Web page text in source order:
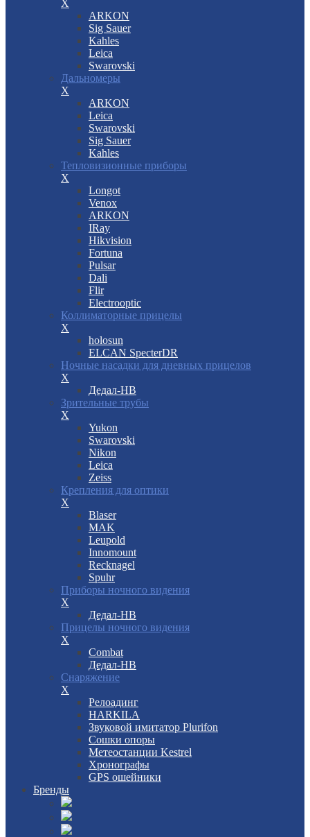
X
ARKON
Sig Sauer
Kahles
Leica
Swarovski
Дальномеры
X
ARKON
Leica
Swarovski
Sig Sauer
Kahles
Тепловизионные приборы
X
Longot
Venox
ARKON
IRay
Hikvision
Fortuna
Pulsar
Dali
Flir
Electrooptic
Коллиматорные прицелы
X
holosun
ELCAN SpecterDR
Ночные насадки для дневных прицелов
X
Дедал-НВ
Зрительные трубы
X
Yukon
Swarovski
Nikon
Leica
Zeiss
Крепления для оптики
X
Blaser
MAK
Leupold
Innomount
Recknagel
Spuhr
Приборы ночного видения
X
Дедал-НВ
Прицелы ночного видения
X
Combat
Дедал-НВ
Снаряжение
X
Релоадинг
HARKILA
Звуковой имитатор Plurifon
Сошки опоры
Метеостанции Kestrel
Хронографы
GPS ошейники
Бренды